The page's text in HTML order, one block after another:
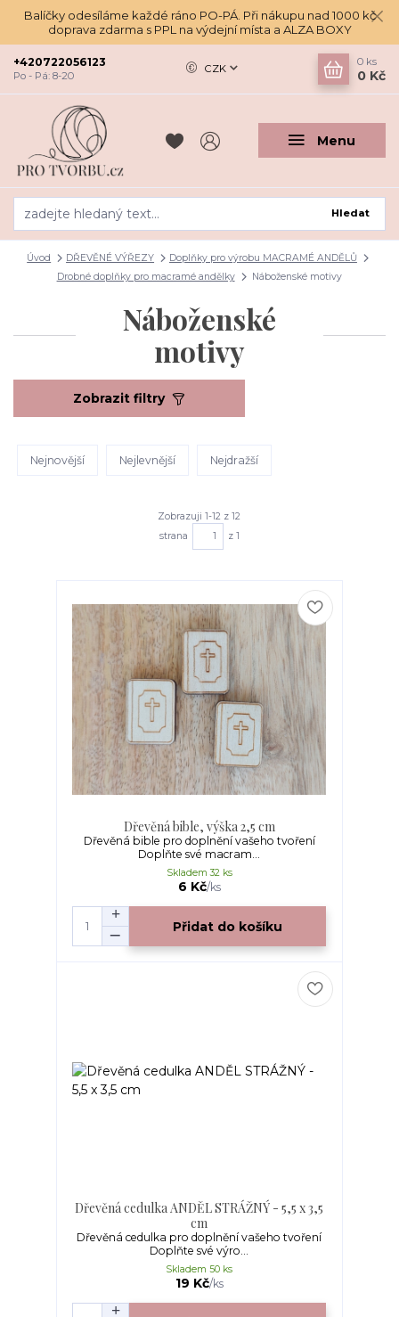
Balíčky odesíláme každé ráno PO-PÁ. Při nákupu nad 1000 kč
doprava zdarma s PPL na výdejní místa a ALZA BOXY
Menu
CZK
Hledat
+420722056123
Po - Pá: 8-20
0 ks
0 Kč
Úvod DŘEVĚNÉ VÝŘEZY
Doplňky pro výrobu MACRAMÉ ANDĚLŮ
Drobné doplňky pro macramé andělky
Náboženské motivy
Náboženské
motivy
Zobrazit filtry
Nejnovější Nejlevnější Nejdražší
Zobrazuji 1-12 z 12
strana
z 1
Dřevěná bible, výška 2,5 cm
Dřevěná bible pro doplnění vašeho tvoření
Doplňte své macram...
6 Kč/ks
Skladem 32 ks
Přidat do košíku
Dřevěná cedulka ANDĚL STRÁŽNÝ - 5,5 x 3,5
cm
Dřevěná cedulka pro doplnění vašeho tvoření
Doplňte své výro...
19 Kč/ks
Skladem 50 ks